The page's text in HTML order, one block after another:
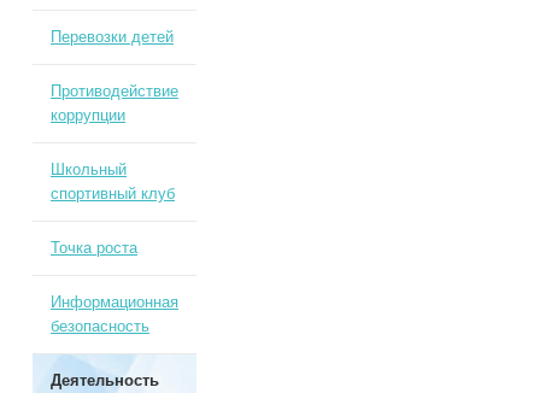
Перевозки детей
Противодействие
коррупции
Школьный
спортивный клуб
Точка роста
Информационная
безопасность
Деятельность